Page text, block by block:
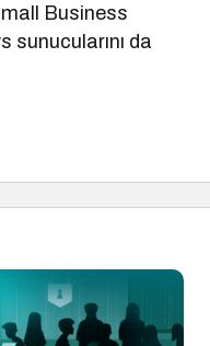
Business
sunucularını da